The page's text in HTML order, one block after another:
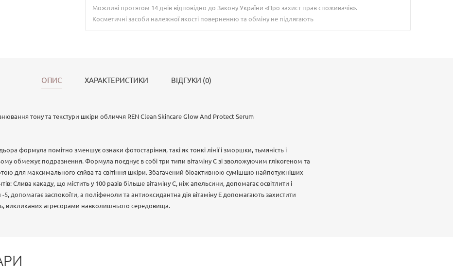
Можливі протягом 14 днів відповідно до Закону України «Про захист прав споживачів».
Косметичні засоби належної якості поверненню та обміну не підлягають
ОПИС ХАРАКТЕРИСТИКИ ВІДГУКИ (0)
тону та текстури шкіри обличчя REN Clean Skincare Glow And Protect Serum
формула помітно зменшує ознаки фотостаріння, такі як тонкі лінії і зморшки, тьмяність і
обмежує подразнення. Формула поєднує в собі три типи вітаміну С зі зволожуючим глікогеном та
для максимального сяйва та світіння шкіри. Збагачений біоактивною сумішшю найпотужніших
Слива какаду, що містить у 100 разів більше вітаміну С, ніж апельсини, допомагає освітлити і
-5, допомагає заспокоїти, а поліфеноли та антиоксидантна дія вітаміну Е допомагають захистити
викликаних агресорами навколишнього середовища.